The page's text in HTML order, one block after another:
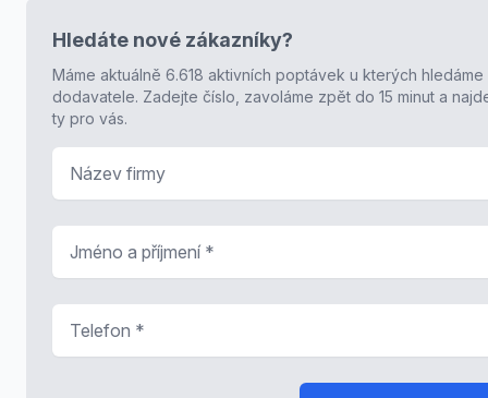
Hledáte nové zákazníky?
Máme aktuálně 6.618 aktivních poptávek u kterých hledáme
dodavatele. Zadejte číslo, zavoláme zpět do 15 minut a
ty pro vás.